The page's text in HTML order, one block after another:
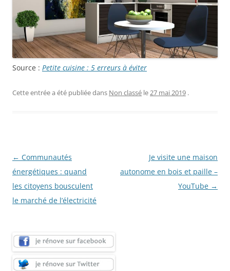
Source : Petite cuisine : 5 erreurs à éviter
Cette entrée a été publiée dans Non classé le27 mai 2019 .
Navigation
des
articles
← Communautés
énergétiques : quand
les citoyens bousculent
le marché de l’électricité
Je visite une maison
autonome en bois et paille –
YouTube →